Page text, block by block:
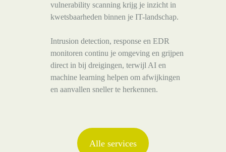
vulnerability scanning krijg je inzicht in
kwetsbaarheden binnen je IT-landschap.
Intrusion detection, response en EDR
monitoren continu je omgeving en grijpen
direct in bij dreigingen, terwijl AI en
machine learning helpen om afwijkingen
en aanvallen sneller te herkennen.
Alle services